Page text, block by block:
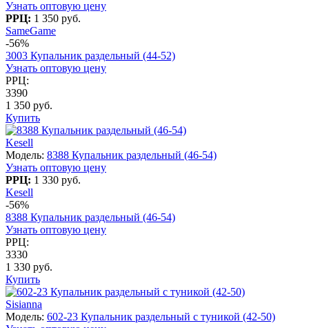
Узнать оптовую цену
РРЦ: 1 350 руб.
SameGame
-56%
3003 Купальник раздельный (44-52)
Узнать оптовую цену
РРЦ:
3390
1 350 руб.
Купить
Kesell
Модель: 8388 Купальник раздельный (46-54)
Узнать оптовую цену
РРЦ: 1 330 руб.
Kesell
-56%
8388 Купальник раздельный (46-54)
Узнать оптовую цену
РРЦ:
3330
1 330 руб.
Купить
Sisianna
Модель: 602-23 Купальник раздельный с туникой (42-50)